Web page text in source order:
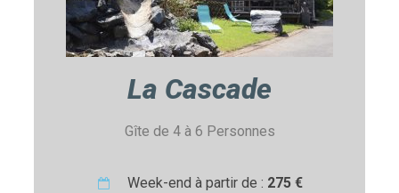
La Cascade
Gîte de 4 à 6 Personnes
Week-end à partir de : 275 €